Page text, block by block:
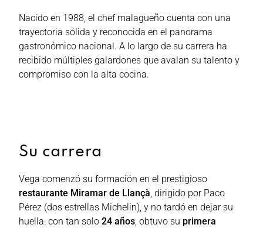
Nacido en 1988, el chef malagueño cuenta con una
trayectoria sólida y reconocida en el panorama
gastronómico nacional. A lo largo de su carrera ha
recibido múltiples galardones que avalan su talento y
compromiso con la alta cocina.
Su carrera
Vega comenzó su formación en el prestigioso
restaurante Miramar de Llançà, dirigido por Paco
Pérez (dos estrellas Michelin), y no tardó en dejar su
huella: con tan solo24 años, obtuvo su primera